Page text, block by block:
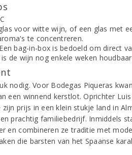
voor witte wijn, of een glas met
te concentreren.
Een bag-in-box is bedoeld om direct
de wijn nog enkele weken
nodig. Voor Bodegas Piqueras
een winnend kerstlot. Oprichter Luis
prijs in een klein stukje land in
prachtig familiebedrijf. Inmiddels
en combineren ze traditie met
die barsten van het Spaanse